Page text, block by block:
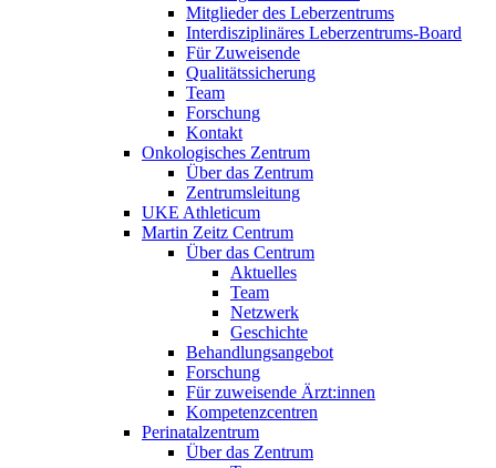
Mitglieder des Leberzentrums
Interdisziplinäres Leberzentrums-Board
Für Zuweisende
Qualitätssicherung
Team
Forschung
Kontakt
Onkologisches Zentrum
Über das Zentrum
Zentrumsleitung
UKE Athleticum
Martin Zeitz Centrum
Über das Centrum
Aktuelles
Team
Netzwerk
Geschichte
Behandlungsangebot
Forschung
Für zuweisende Ärzt:innen
Kompetenzcentren
Perinatalzentrum
Über das Zentrum